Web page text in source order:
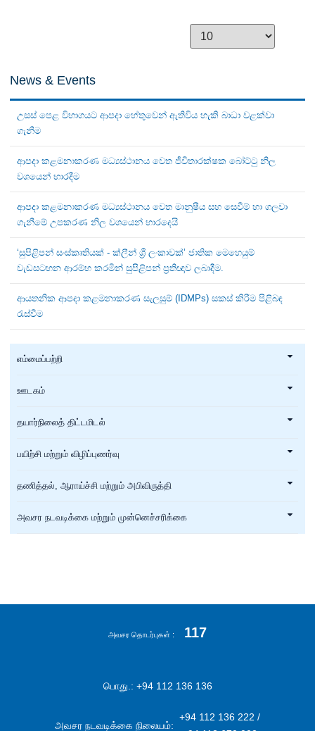
News & Events
උසස් පෙළ විභාගයට ආපදා හේතුවෙන් ඇතිවිය හැකි බාධා වළක්වා
ගැනීම
ආපදා කළමනාකරණ මධ්‍යස්ථානය වෙත ජීවිතාරක්ෂක බෝට්ටු නිල
වශයෙන් භාරදීම
ආපදා කළමනාකරණ මධ්‍යස්ථානය වෙත මානුෂීය සහ සෙවීම් හා ගලවා
ගැනීමේ උපකරණ නිල වශයෙන් භාරදෙයි
‘සුපිළිපන් සංස්කෘතියක් - ක්ලීන් ශ්‍රී ලංකාවක්’ ජාතික මෙහෙයුම්
වැඩසටහන ආරම්භ කරමින් සුපිළිපන් ප්‍රතිඥාව ලබාදීම.
ආයතනික ආපදා කළමනාකරණ සැලසුම් (IDMPs) සකස් කිරීම පිළිබඳ
රැස්වීම
எம்மைப்பற்றி
ஊடகம்
தயார்நிலைத் திட்டமிடல்
பயிற்சி மற்றும் விழிப்புணர்வு
தணித்தல், ஆராய்ச்சி மற்றும் அபிவிருத்தி
அவசர நடவடிக்கை மற்றும் முன்னெச்சரிக்கை
அவசர தொடர்புகள் 117
பொது.: +94 112 136 136
அவசர நடவடிக்கை நிலையம்:
+94 112 136 222 /